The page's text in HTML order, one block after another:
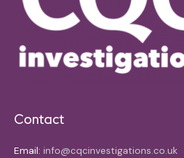
Contact
Email: info@cqcinvestigations.co.uk